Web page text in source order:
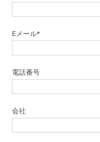
Eメール*
電話番号
会社